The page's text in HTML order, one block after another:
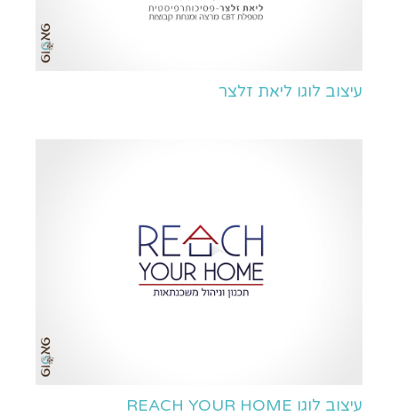
עיצוב לוגו ליאת זלצר
עיצוב לוגו REACH YOUR HOME